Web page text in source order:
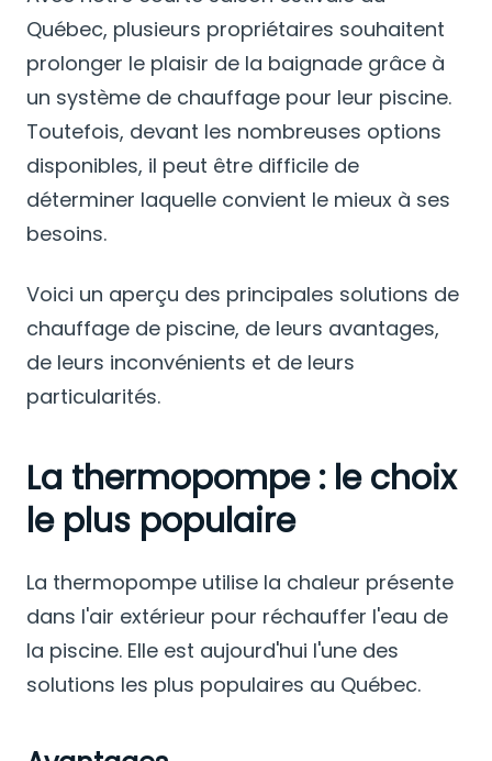
Québec, plusieurs propriétaires souhaitent
prolonger le plaisir de la baignade grâce à
un système de chauffage pour leur piscine.
Toutefois, devant les nombreuses options
disponibles, il peut être difficile de
déterminer laquelle convient le mieux à ses
besoins.
Voici un aperçu des principales solutions de
chauffage de piscine, de leurs avantages,
de leurs inconvénients et de leurs
particularités.
La thermopompe : le choix
le plus populaire
La thermopompe utilise la chaleur présente
dans l'air extérieur pour réchauffer l'eau de
la piscine. Elle est aujourd'hui l'une des
solutions les plus populaires au Québec.